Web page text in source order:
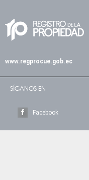
www.regprocue.gob.ec
SÍGANOS EN
Facebook